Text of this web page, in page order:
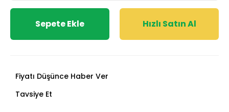
Sepete Ekle Hızlı Satın Al
Fiyatı Düşünce Haber Ver
Tavsiye Et